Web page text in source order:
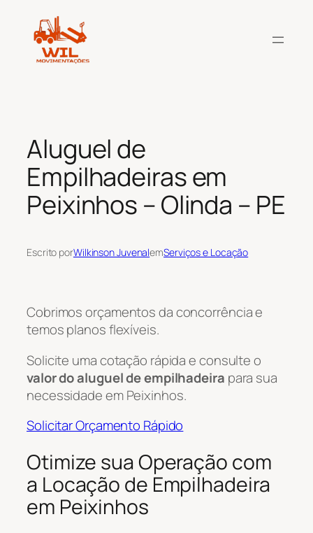
conteúdo
Aluguel de
Empilhadeiras em
Peixinhos – Olinda – PE
Escrito porWilkinson JuvenalemServiços e Locação
Cobrimos orçamentos da concorrência e
temos planos flexíveis.
Solicite uma cotação rápida e consulte o
valor do aluguel de empilhadeira para sua
necessidade em Peixinhos.
Solicitar Orçamento Rápido
Otimize sua Operação com
a Locação de Empilhadeira
em Peixinhos